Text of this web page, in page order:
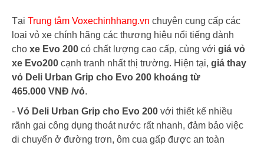
Tại Trung tâm Voxechinhhang.vn chuyên cung cấp các
loại vỏ xe chính hãng các thương hiệu nổi tiếng dành
cho xe Evo 200 có chất lượng cao cấp, cùng với giá vỏ
xe Evo200 cạnh tranh nhất thị trường. Hiện tại, giá thay
vỏ Deli Urban Grip cho Evo 200 khoảng từ
465.000 VNĐ /vỏ.
- Vỏ Deli Urban Grip cho Evo 200 với thiết kế nhiều
rãnh gai công dụng thoát nước rất nhanh, đảm bảo việc
di chuyển ở đường trơn, ôm cua gấp được an toàn